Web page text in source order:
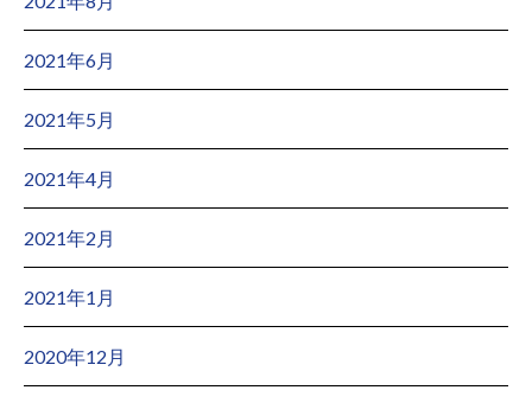
2021年6月
2021年5月
2021年4月
2021年2月
2021年1月
2020年12月